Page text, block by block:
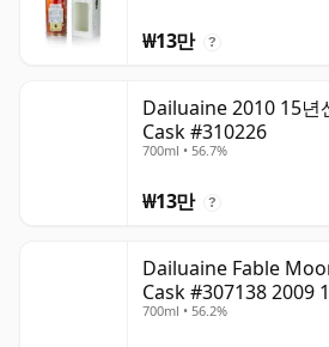
₩13만 ?
Dailuaine 2010 15
Cask #310226
700ml • 56.7%
₩13만 ?
Dailuaine Fable
Cask #307138 2009
700ml • 56.2%